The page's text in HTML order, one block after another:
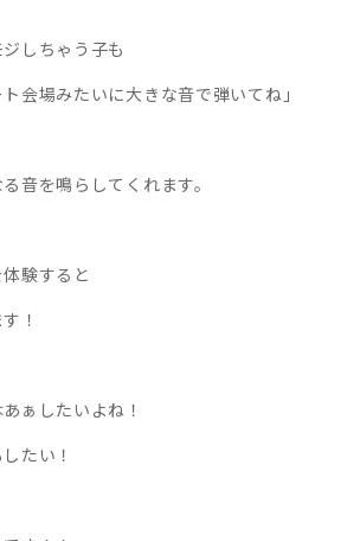
しちゃう子も
ト会場みたいに大きな音で弾いてね」
音を鳴らしてくれます。
験すると
！
ぁしたいよね！
たい！